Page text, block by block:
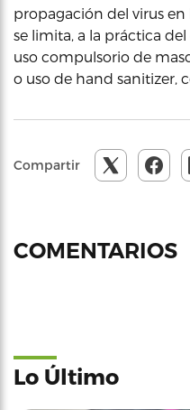
propagación del virus en
se limita, a la práctica
uso compulsorio de
o uso de hand sanitizer,
Compartir
COMENTARIOS
Lo Último